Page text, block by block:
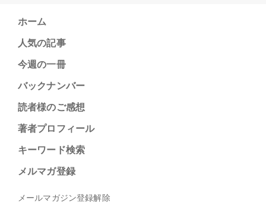
ホーム
人気の記事
今週の一冊
バックナンバー
読者様のご感想
著者プロフィール
キーワード検索
メルマガ登録
メールマガジン登録解除